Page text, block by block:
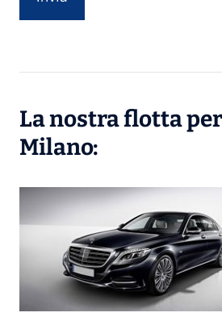
La nostra flotta
Milano: